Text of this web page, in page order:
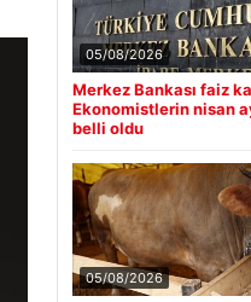
05/08/2026
Merkez Bankası faiz
Ekonomistlerin nisan
belli oldu
05/08/2026